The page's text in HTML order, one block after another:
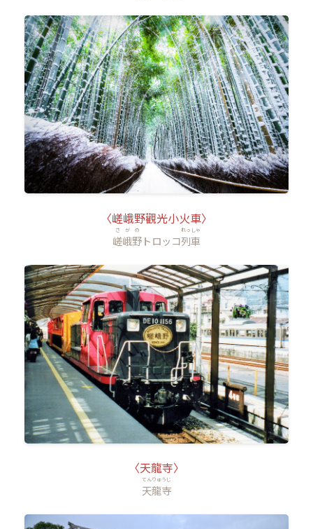
〈嵯峨野觀光小火車〉
嵯峨野
さがの
トロッコ列車
れっしゃ
〈天龍寺〉
天龍寺
てんりゅうじ